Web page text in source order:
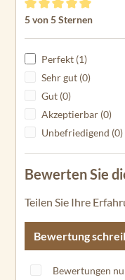
Durchschnittliche
5 von 5 Sternen
Perfekt (1)
Sehr gut (0)
Gut (0)
Akzeptierbar (0)
Unbefriedigend (0)
Bewerten Sie
Teilen Sie Ihre
Bewertung
Bewertungen